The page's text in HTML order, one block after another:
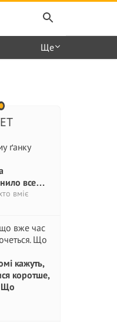
Ще
все…
вміє
кажуть,
коротше,
Що